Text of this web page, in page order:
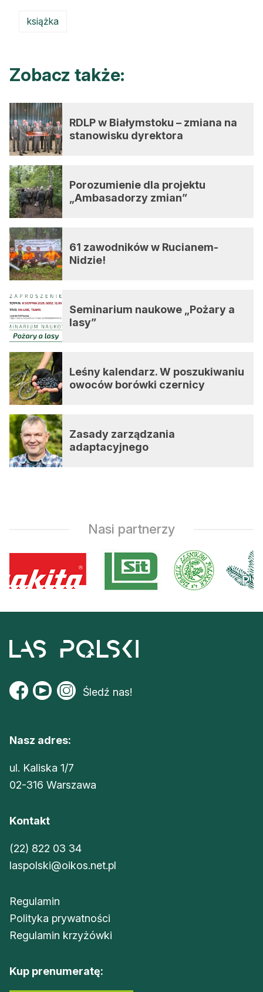
książka
Zobacz także:
RDLP w Białymstoku – zmiana na
stanowisku dyrektora
Porozumienie dla projektu
„Ambasadorzy zmian”
61 zawodników w Rucianem-
Nidzie!
Seminarium naukowe „Pożary a
lasy”
Leśny kalendarz. W poszukiwaniu
owoców borówki czernicy
Zasady zarządzania
adaptacyjnego
Nasi partnerzy
Śledź nas!
Nasz adres:
ul. Kaliska 1/7
02-316 Warszawa
Kontakt
(22) 822 03 34
laspolski@oikos.net.pl
Regulamin
Polityka prywatności
Regulamin krzyżówki
Kup prenumeratę: